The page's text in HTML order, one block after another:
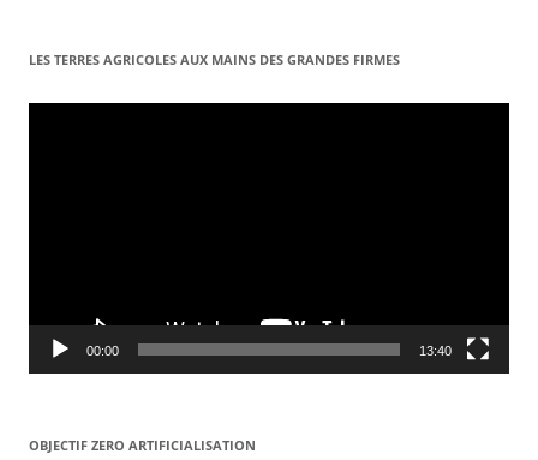
LES TERRES AGRICOLES AUX MAINS DES GRANDES FIRMES
Lecteur
00:00 13:40
OBJECTIF ZERO ARTIFICIALISATION